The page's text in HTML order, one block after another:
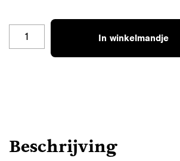
In winkelmandje
Beschrijving